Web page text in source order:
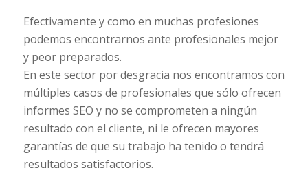
Efectivamente y como en muchas profesiones
podemos encontrarnos ante profesionales mejor
y peor preparados.
En este sector por desgracia nos encontramos con
múltiples casos de profesionales que sólo ofrecen
informes SEO y no se comprometen a ningún
resultado con el cliente, ni le ofrecen mayores
garantías de que su trabajo ha tenido o tendrá
resultados satisfactorios.